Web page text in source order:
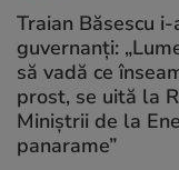
Traian Băsescu
guvernanți:
să vadă ce
prost, se uită la
Miniștrii de la
panarame”